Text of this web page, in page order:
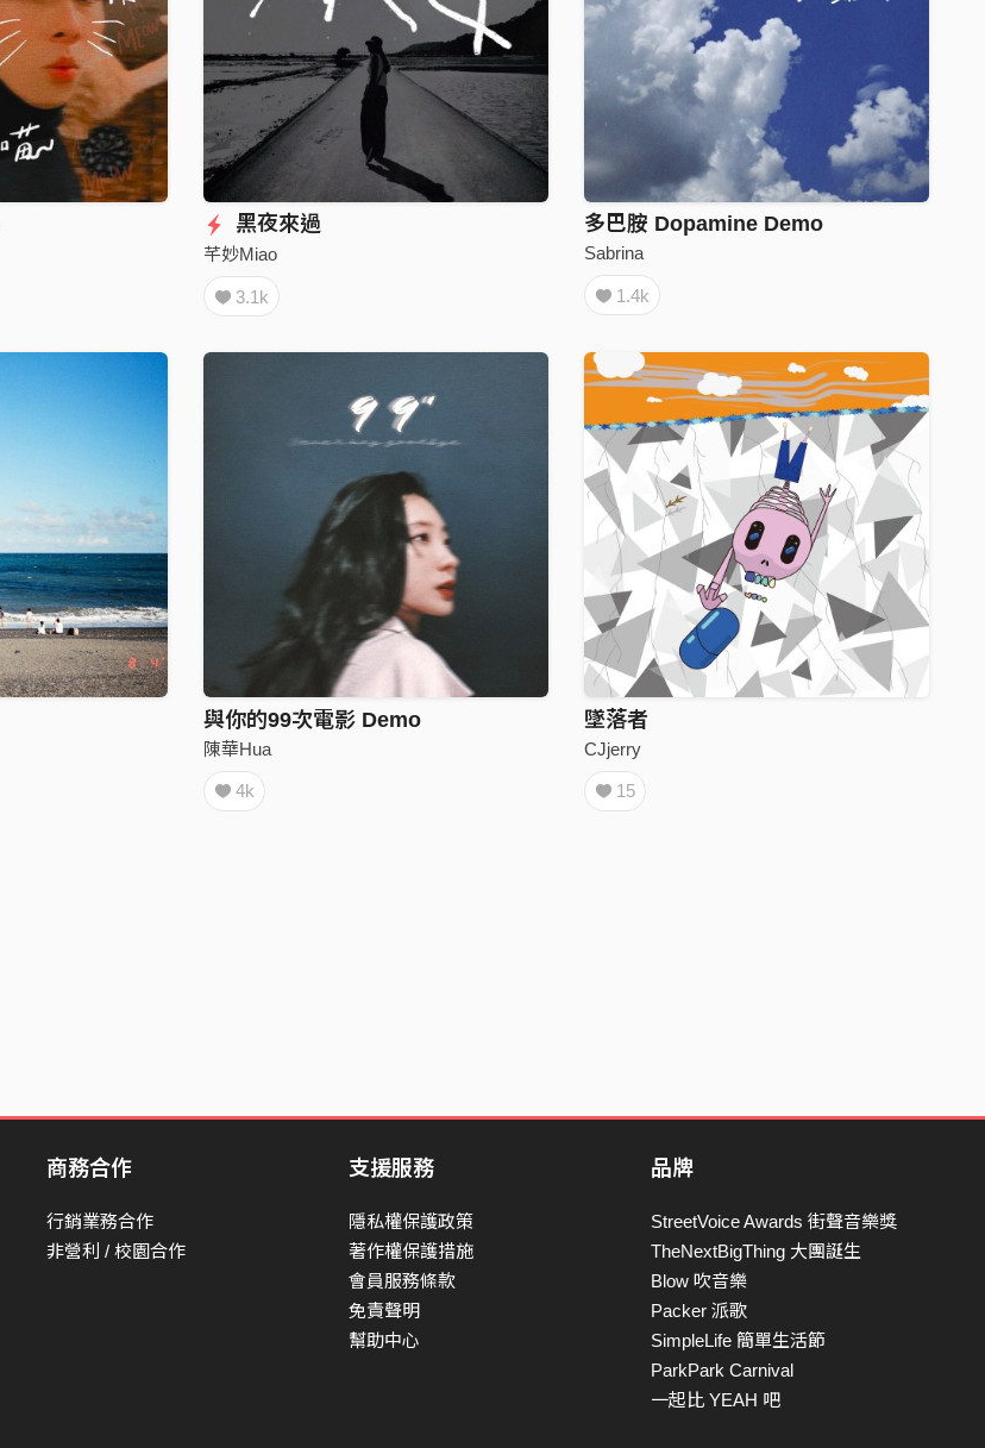
黑夜來過
芊妙Miao
3.1k
多巴胺 Dopamine Demo
Sabrina
1.4k
與你的99次電影 Demo
陳華Hua
4k
墜落者
CJjerry
15
商務合作
行銷業務合作
非營利 / 校園合作
支援服務
隱私權保護政策
著作權保護措施
會員服務條款
免責聲明
幫助中心
品牌
StreetVoice Awards 街聲音樂獎
TheNextBigThing 大團誕生
Blow 吹音樂
Packer 派歌
SimpleLife 簡單生活節
ParkPark Carnival
一起比 YEAH 吧